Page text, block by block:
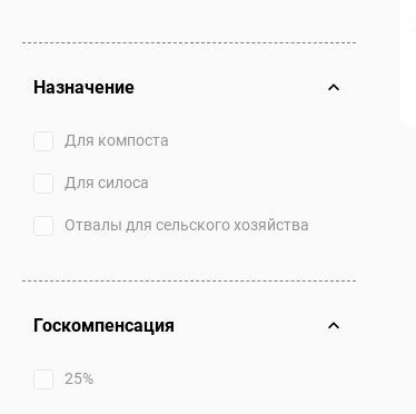
Назначение
Для компоста
Для силоса
Отвалы для сельского хозяйства
Госкомпенсация
25%